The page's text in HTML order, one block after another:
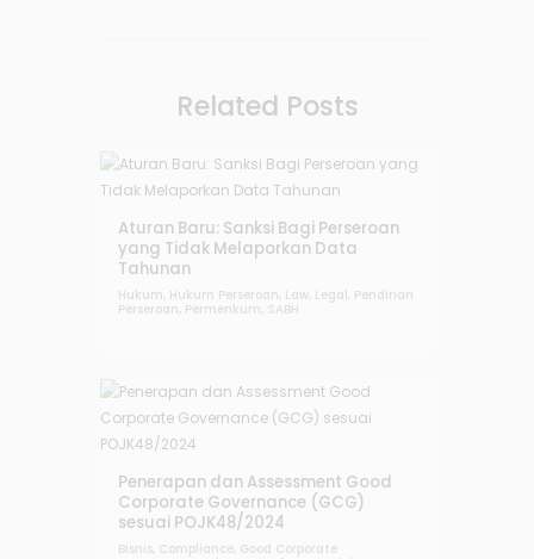
Related Posts
Aturan Baru: Sanksi Bagi Perseroan
yang Tidak Melaporkan Data
Tahunan
Hukum Hukum Perseroan Law Legal Pendirian
Perseroan Permenkum SABH
Penerapan dan Assessment Good
Corporate Governance (GCG)
sesuai POJK48/2024
Bisnis Compliance Good Corporate